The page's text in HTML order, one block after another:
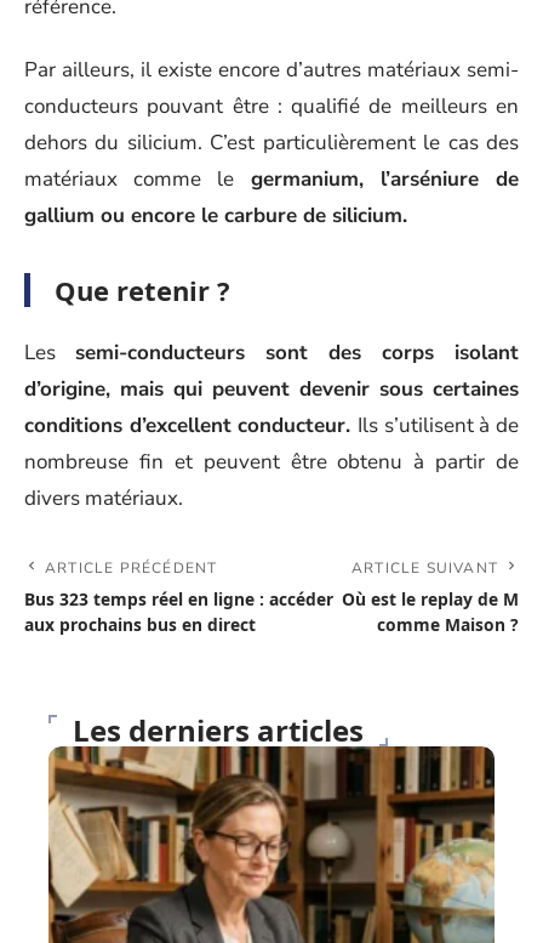
référence.
Par ailleurs, il existe encore d’autres matériaux semi-
conducteurs pouvant être : qualifié de meilleurs en
dehors du silicium. C’est particulièrement le cas des
matériaux comme le germanium, l’arséniure de
gallium ou encore le carbure de silicium.
Que retenir ?
Les semi-conducteurs sont des corps isolant
d’origine, mais qui peuvent devenir sous certaines
conditions d’excellent conducteur. Ils s’utilisent à de
nombreuse fin et peuvent être obtenu à partir de
divers matériaux.
ARTICLE PRÉCÉDENT
Bus 323 temps réel en ligne : accéder
aux prochains bus en direct
ARTICLE SUIVANT
Où est le replay de M
comme Maison ?
Les derniers articles